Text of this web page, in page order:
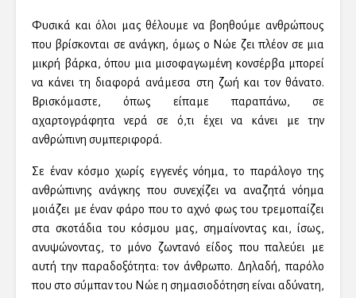
Φυσικά και όλοι μας θέλουμε να βοηθούμε ανθρώπους
που βρίσκονται σε ανάγκη, όμως ο Νώε ζει πλέον σε μια
μικρή βάρκα, όπου μια μισοφαγωμένη κονσέρβα μπορεί
να κάνει τη διαφορά ανάμεσα στη ζωή και τον θάνατο.
Βρισκόμαστε, όπως είπαμε παραπάνω, σε
αχαρτογράφητα νερά σε ό,τι έχει να κάνει με την
ανθρώπινη συμπεριφορά.
Σε έναν κόσμο χωρίς εγγενές νόημα, το παράλογο της
ανθρώπινης ανάγκης που συνεχίζει να αναζητά νόημα
μοιάζει με έναν φάρο που το αχνό φως του τρεμοπαίζει
στα σκοτάδια του κόσμου μας, σημαίνοντας και, ίσως,
ανυψώνοντας, το μόνο ζωντανό είδος που παλεύει με
αυτή την παραδοξότητα: τον άνθρωπο. Δηλαδή, παρόλο
που στο σύμπαν του Νώε η σημασιοδότηση είναι αδύνατη,